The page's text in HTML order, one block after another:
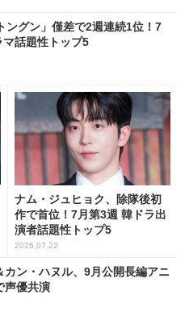
ングン」僅差で2週連続1位！7
マ話題性トップ5
ナム・ジュヒョク、除隊後初
作で首位！7月第3週 韓ドラ出
演者話題性トップ5
2026.07.22
カン・ハヌル、9月公開長編アニ
声優共演